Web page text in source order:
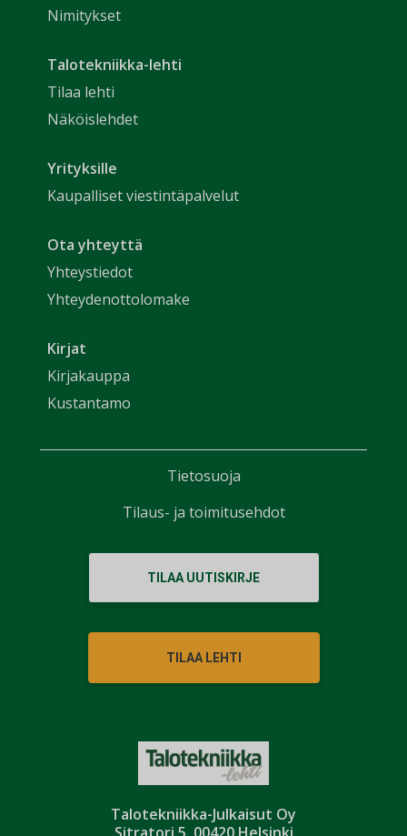
Talotekniikka-Julkaisut Oy
Nimitykset
Talotekniikka-lehti
Tilaa lehti
Näköislehdet
Yrityksille
Kaupalliset viestintäpalvelut
Ota yhteyttä
Yhteystiedot
Yhteydenottolomake
Kirjat
Kirjakauppa
Kustantamo
TILAA UUTISKIRJE
TILAA LEHTI
Tietosuoja
Tilaus- ja toimitusehdot